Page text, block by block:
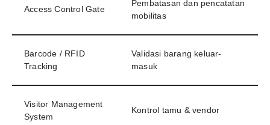
Access Control Gate
Pembatasan dan pencatatan
mobilitas
Barcode / RFID
Tracking
Validasi barang keluar-
masuk
Visitor Management
System
Kontrol tamu & vendor